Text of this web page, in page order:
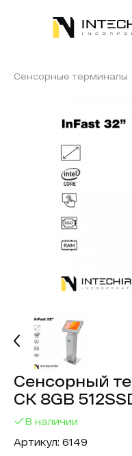
Сенсорные терминалы
Сенсорный
СК 8GB
В наличии
Артикул: 6149